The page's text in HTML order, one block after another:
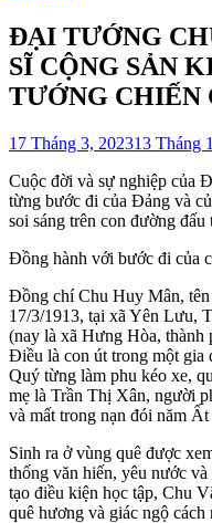
ĐẠI TƯỚNG
SĨ CỘNG SẢN
TƯỚNG CHIẾN
17 Tháng 3, 202313 Tháng
Cuộc đời và sự nghiệp của
từng bước đi của Đảng và
soi sáng trên con đường
Đồng hành với bước đi của
Đồng chí Chu Huy Mân,
17/3/1913, tại xã Yên Lưu,
(nay là xã Hưng Hòa,
Điều là con út trong một
Quý từng làm phu kéo xe,
mẹ là Trần Thị Xân, người
và mất trong nạn đói năm
Sinh ra ở vùng quê được
thống văn hiến, yêu nước
tạo điều kiện học tập, Chu
quê hương và giác ngộ cách